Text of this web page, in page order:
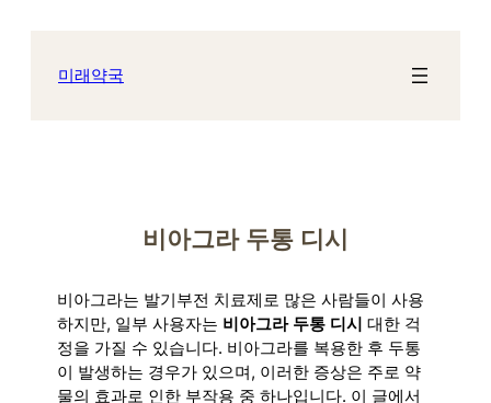
미래약국
비아그라 두통 디시
비아그라는 발기부전 치료제로 많은 사람들이 사용
하지만, 일부 사용자는 비아그라 두통 디시 대한 걱
정을 가질 수 있습니다. 비아그라를 복용한 후 두통
이 발생하는 경우가 있으며, 이러한 증상은 주로 약
물의 효과로 인한 부작용 중 하나입니다. 이 글에서